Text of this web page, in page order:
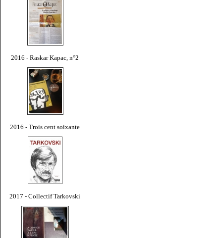
2016 - Raskar Kapac, n°2
2016 - Trois cent soixante
2017 - Collectif Tarkovski